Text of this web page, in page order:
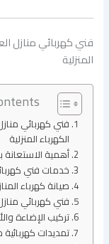
فني كهربائي منازل
المنزلية
فني كهربائي
الكهرباء المنزلية
أهمية
خدمات فني
صيانة كهرباء
فني كهربائي
تركيب الإضاءة
تمديدات